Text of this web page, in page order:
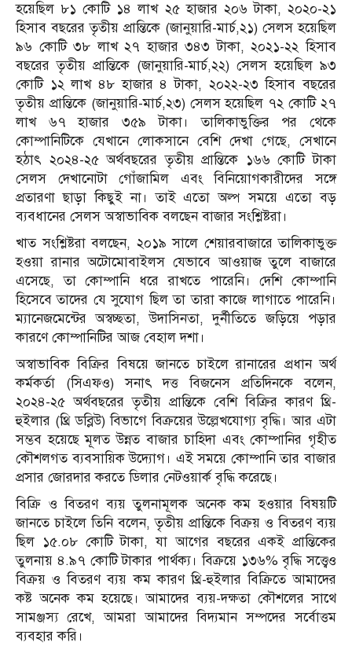
হয়েছিল ৮১ কোটি ১৪ লাখ ২৫ হাজার ২০৬ টাকা, ২০২০-২১
হিসাব বছরের তৃতীয় প্রান্তিকে (জানুয়ারি-মার্চ,২১) সেলস হয়েছিল
৯৬ কোটি ৩৮ লাখ ২৭ হাজার ৩৪৩ টাকা, ২০২১-২২ হিসাব
বছরের তৃতীয় প্রান্তিকে (জানুয়ারি-মার্চ,২২) সেলস হয়েছিল ৯৩
কোটি ১২ লাখ ৪৮ হাজার ৪ টাকা, ২০২২-২৩ হিসাব বছরের
তৃতীয় প্রান্তিকে (জানুয়ারি-মার্চ,২৩) সেলস হয়েছিল ৭২ কোটি ২৭
লাখ ৬৭ হাজার ৩৫৯ টাকা। তালিকাভুক্তির পর থেকে
কোম্পানিটিকে যেখানে লোকসানে বেশি দেখা গেছে, সেখানে
হঠাৎ ২০২৪-২৫ অর্থবছরের তৃতীয় প্রান্তিকে ১৬৬ কোটি টাকা
সেলস দেখানোটা গোঁজামিল এবং বিনিয়োগকারীদের সঙ্গে
প্রতারণা ছাড়া কিছুই না। তাই এতো অল্প সময়ে এতো বড়
ব্যবধানের সেলস অস্বাভাবিক বলছেন বাজার সংশ্লিষ্টরা।
খাত সংশ্লিষ্টরা বলছেন, ২০১৯ সালে শেয়ারবাজারে তালিকাভুক্ত
হওয়া রানার অটোমোবাইলস যেভাবে আওয়াজ তুলে বাজারে
এসেছে, তা কোম্পানি ধরে রাখতে পারেনি। দেশি কোম্পানি
হিসেবে তাদের যে সুযোগ ছিল তা তারা কাজে লাগাতে পারেনি।
ম্যানেজমেন্টের অস্বচ্ছতা, উদাসিনতা, দুর্নীতিতে জড়িয়ে পড়ার
কারণে কোম্পানিটির আজ বেহাল দশা।
অস্বাভাবিক বিক্রির বিষয়ে জানতে চাইলে রানারের প্রধান অর্থ
কর্মকর্তা (সিএফও) সনাৎ দত্ত বিজনেস প্রতিদিনকে বলেন,
২০২৪-২৫ অর্থবছরের তৃতীয় প্রান্তিকে বেশি বিক্রির কারণ থ্রি-
হুইলার (থ্রি ডব্লিউ) বিভাগে বিক্রয়ের উল্লেখযোগ্য বৃদ্ধি। আর এটা
সম্ভব হয়েছে মূলত উন্নত বাজার চাহিদা এবং কোম্পানির গৃহীত
কৌশলগত ব্যবসায়িক উদ্যোগ। এই সময়ে কোম্পানি তার বাজার
প্রসার জোরদার করতে ডিলার নেটওয়ার্ক বৃদ্ধি করেছে।
বিক্রি ও বিতরণ ব্যয় তুলনামূলক অনেক কম হওয়ার বিষয়টি
জানতে চাইলে তিনি বলেন, তৃতীয় প্রান্তিকে বিক্রয় ও বিতরণ ব্যয়
ছিল ১৫.০৮ কোটি টাকা, যা আগের বছরের একই প্রান্তিকের
তুলনায় ৪.৯৭ কোটি টাকার পার্থক্য। বিক্রয়ে ১৩৬% বৃদ্ধি সত্ত্বেও
বিক্রয় ও বিতরণ ব্যয় কম কারণ থ্রি-হুইলার বিক্রিতে আমাদের
কষ্ট অনেক কম হয়েছে। আমাদের ব্যয়-দক্ষতা কৌশলের সাথে
সামঞ্জস্য রেখে, আমরা আমাদের বিদ্যমান সম্পদের সর্বোত্তম
ব্যবহার করি।